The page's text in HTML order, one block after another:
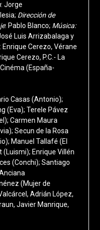
: Jorge
Dirección de
: Pablo Blanco; Música:
Luis Arrizabalaga y
Enrique Cerezo, Vérane
Cerezo, P.C.- La
(España-
Casas (Antonio);
(Eva); Terele Pávez
Carmen Maura
Secun de la Rosa
Manuel Tallafé (El
Enrique Villén
(Conchi); Santiago
(Mujer de
Adrián López,
Javier Manrique,